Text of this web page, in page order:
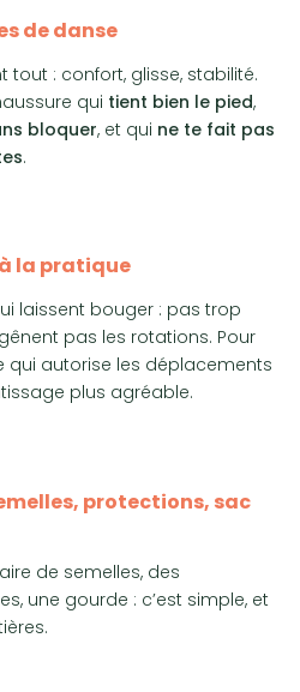
de danse
tout : confort, glisse, stabilité.
qui tient bien le pied,
bloquer, et qui ne te fait pas
.
la pratique
laissent bouger : pas trop
pas les rotations. Pour
qui autorise les déplacements
plus agréable.
protections, sac
de semelles, des
une gourde : c’est simple, et